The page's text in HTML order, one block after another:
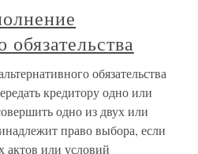
обязательства
обязательства
кредитору одно или
одно из двух или
право выбора, если
актов или условий